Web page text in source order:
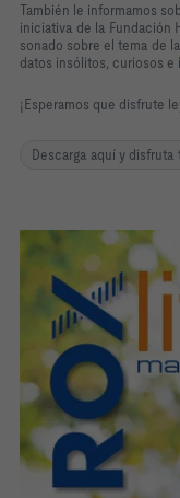
También le informamos
iniciativa de la Fundación
sonado sobre el tema de
datos insólitos, curiosos e
¡Esperamos que disfrute
Descarga aquí y